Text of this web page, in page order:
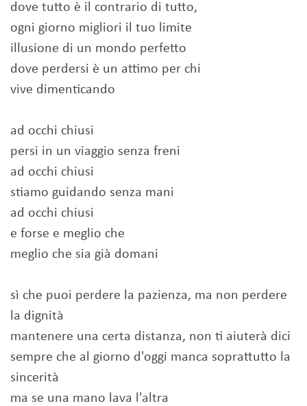
dove tutto è il contrario di tutto,
ogni giorno migliori il tuo limite
illusione di un mondo perfetto
dove perdersi è un attimo per chi
vive dimenticando
ad occhi chiusi
persi in un viaggio senza freni
ad occhi chiusi
stiamo guidando senza mani
ad occhi chiusi
e forse e meglio che
meglio che sia già domani
sì che puoi perdere la pazienza, ma non perdere
la dignità
mantenere una certa distanza, non ti aiuterà dici
sempre che al giorno d'oggi manca soprattutto la
sincerità
ma se una mano lava l'altra